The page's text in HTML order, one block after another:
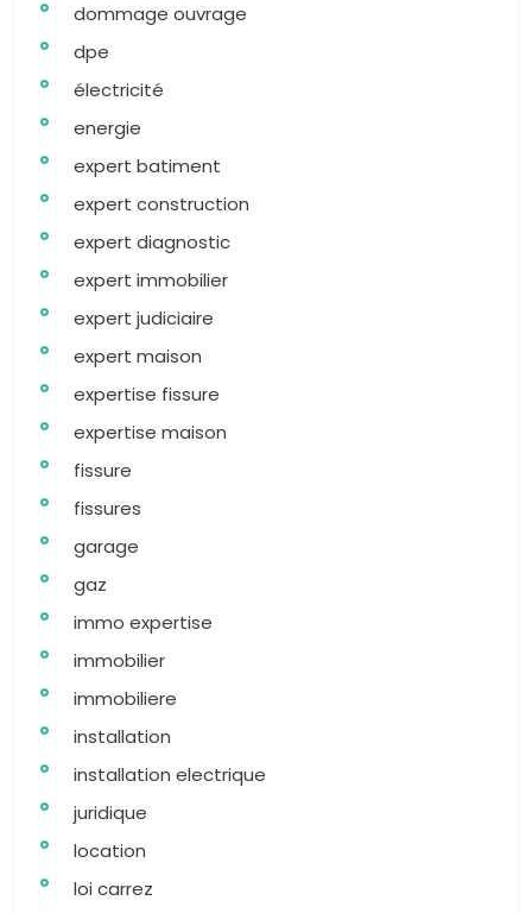
dommage ouvrage
dpe
électricité
energie
expert batiment
expert construction
expert diagnostic
expert immobilier
expert judiciaire
expert maison
expertise fissure
expertise maison
fissure
fissures
garage
gaz
immo expertise
immobilier
immobiliere
installation
installation electrique
juridique
location
loi carrez